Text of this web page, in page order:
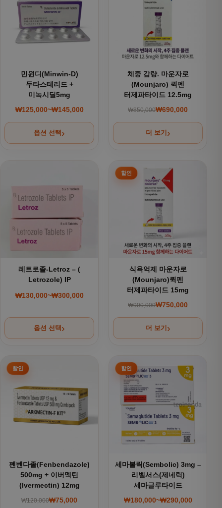
민윈디(Minwin-D)
두타스테리드 +
미녹시딜5mg
₩125,000~₩145,000
가격 범위: ₩125,000~₩145,000
옵션 선택
체중 감량. 마운자로
(Mounjaro) 퀵펜
터제파타이드 12.5mg
₩850,000 원래 가격:
₩690,000
현재 가격:
더 보기
레트로졸-Letroz – (
Letrozole) IP
₩130,000~₩300,000
가격 범위: ₩130,000~₩300,000
옵션 선택
여러 상품 옵션이 이 상품에 있습니다. 상품 페이지에서 옵션
식욕억제 마운자로
(Mounjaro)퀵펜
터제파타이드 15mg
₩900,000 원래 가격:
₩750,000
현재 가격:
더 보기
펜벤다졸(Fenbendazole)
500mg + 이버멕틴
(Ivermectin) 12mg
₩120,000원래 가격: ₩120,000.
₩75,000
현재 가격: ₩75,000.
세마볼릭(Sembolic) 3mg –
리벨서스(제네릭)
세마글루타이드
₩180,000~₩290,000
가격 범위:
여러 상품 옵션이 이 상품에